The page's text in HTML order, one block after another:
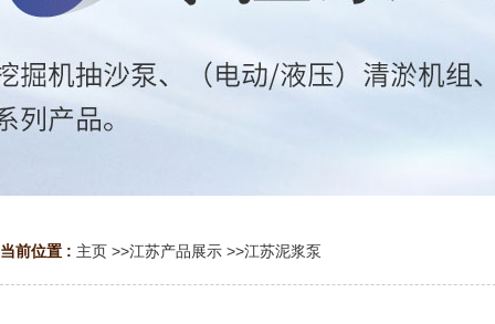
当前位置 : 主页 >>江苏产品展示 >>江苏泥浆泵